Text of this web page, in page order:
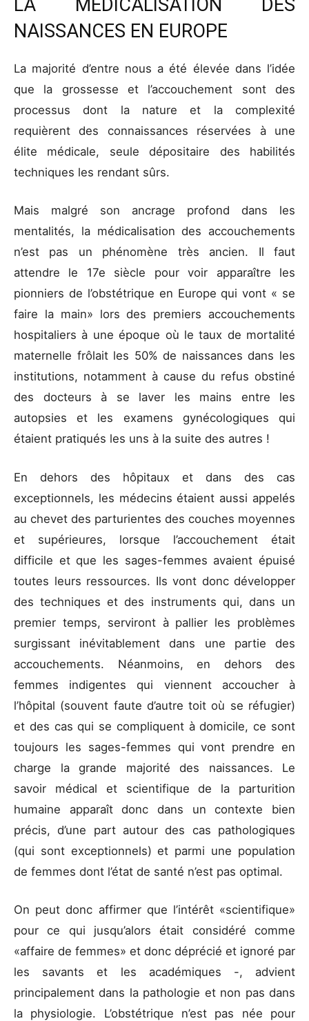
LA MÉDICALISATION DES
NAISSANCES EN EUROPE
La majorité d’entre nous a été élevée dans l’idée
que la grossesse et l’accouchement sont des
processus dont la nature et la complexité
requièrent des connaissances réservées à une
élite médicale, seule dépositaire des habilités
techniques les rendant sûrs.
Mais malgré son ancrage profond dans les
mentalités, la médicalisation des accouchements
n’est pas un phénomène très ancien. Il faut
attendre le 17e siècle pour voir apparaître les
pionniers de l’obstétrique en Europe qui vont « se
faire la main» lors des premiers accouchements
hospitaliers à une époque où le taux de mortalité
maternelle frôlait les 50% de naissances dans les
institutions, notamment à cause du refus obstiné
des docteurs à se laver les mains entre les
autopsies et les examens gynécologiques qui
étaient pratiqués les uns à la suite des autres !
En dehors des hôpitaux et dans des cas
exceptionnels, les médecins étaient aussi appelés
au chevet des parturientes des couches moyennes
et supérieures, lorsque l’accouchement était
difficile et que les sages-femmes avaient épuisé
toutes leurs ressources. Ils vont donc développer
des techniques et des instruments qui, dans un
premier temps, serviront à pallier les problèmes
surgissant inévitablement dans une partie des
accouchements. Néanmoins, en dehors des
femmes indigentes qui viennent accoucher à
l’hôpital (souvent faute d’autre toit où se réfugier)
et des cas qui se compliquent à domicile, ce sont
toujours les sages-femmes qui vont prendre en
charge la grande majorité des naissances. Le
savoir médical et scientifique de la parturition
humaine apparaît donc dans un contexte bien
précis, d’une part autour des cas pathologiques
(qui sont exceptionnels) et parmi une population
de femmes dont l’état de santé n’est pas optimal.
On peut donc affirmer que l’intérêt «scientifique»
pour ce qui jusqu’alors était considéré comme
«affaire de femmes» et donc déprécié et ignoré par
les savants et les académiques -, advient
principalement dans la pathologie et non pas dans
la physiologie. L’obstétrique n’est pas née pour